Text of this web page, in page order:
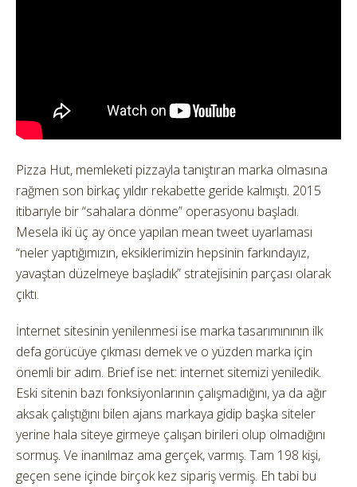
Pizza Hut, memleketi pizzayla tanıştıran marka olmasına
rağmen son birkaç yıldır rekabette geride kalmıştı. 2015
itibarıyle bir “sahalara dönme” operasyonu başladı.
Mesela iki üç ay önce yapılan mean tweet uyarlaması
“neler yaptığımızın, eksiklerimizin hepsinin farkındayız,
yavaştan düzelmeye başladık” stratejisinin parçası olarak
çıktı.
İnternet sitesinin yenilenmesi ise marka tasarımınının ilk
defa görücüye çıkması demek ve o yüzden marka için
önemli bir adım. Brief ise net: internet sitemizi yeniledik.
Eski sitenin bazı fonksiyonlarının çalışmadığını, ya da ağır
aksak çalıştığını bilen ajans markaya gidip başka siteler
yerine hala siteye girmeye çalışan birileri olup olmadığını
sormuş. Ve inanılmaz ama gerçek, varmış. Tam 198 kişi,
geçen sene içinde birçok kez sipariş vermiş. Eh tabi bu